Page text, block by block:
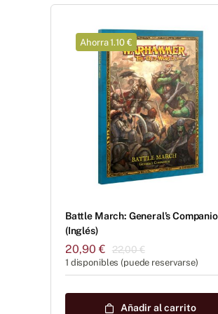
Ahorra 1.10 €
Battle March: General’s
(Inglés)
22,00€El
era:
20,90€
El
es:
1 disponibles (puede reservarse)
Añadir al carrito